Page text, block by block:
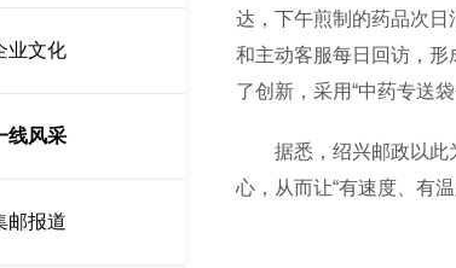
业文化
线风采
邮报道
达，下午煎制的药品次
和主动客服每日回访，
了创新，采用“中药专送
据悉，绍兴邮政以此为
心，从而让“有速度、有